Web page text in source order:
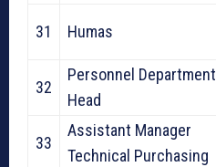
31 Humas
32
Personnel Department
Head
33
Assistant Manager
Technical Purchasing